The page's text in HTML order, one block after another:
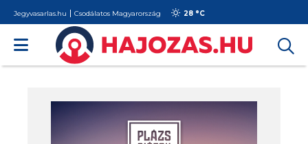
Jegyvasarlas.hu Csodálatos Magyarország 28 °C